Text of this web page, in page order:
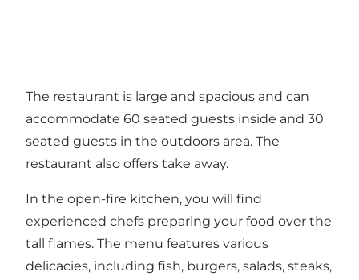
The restaurant is large and spacious and can
accommodate 60 seated guests inside and 30
seated guests in the outdoors area. The
restaurant also offers take away.
In the open-fire kitchen, you will find
experienced chefs preparing your food over the
tall flames. The menu features various
delicacies, including fish, burgers, salads, steaks,